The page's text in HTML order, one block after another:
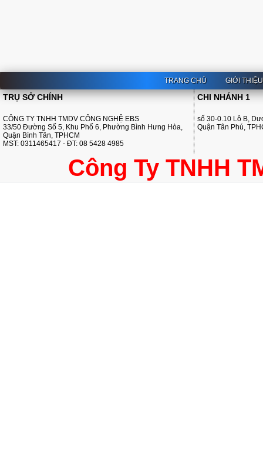
TRANG CHỦ GIỚI THIỆU
TRỤ SỞ CHÍNH
CÔNG TY TNHH TMDV CÔNG NGHỆ EBS
33/50 Đường Số 5, Khu Phố 6, Phường Bình Hưng Hòa,
Quận Bình Tân, TPHCM
MST: 0311465417 - ĐT: 08 5428 4985
CHI NHÁNH 1
số 30-0.10 Lô B,
Quận Tân Phú,
Công Ty TNHH